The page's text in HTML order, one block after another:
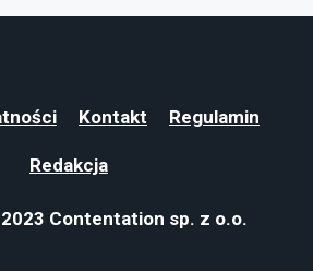
Kontakt Regulamin
Redakcja
Contentation sp. z o.o.